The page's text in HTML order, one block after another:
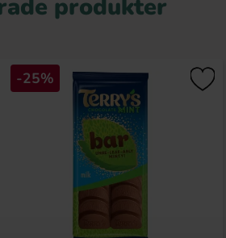
produkter
-25%